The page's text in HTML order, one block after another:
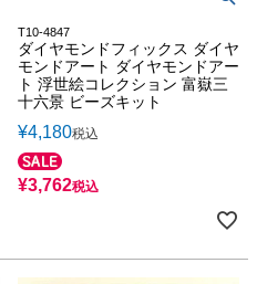
T10-4847
ダイヤモンドフィックス ダイヤ
モンドアート ダイヤモンドアー
ト 浮世絵コレクション 富嶽三
十六景 ビーズキット
¥4,180税込
¥3,762税込